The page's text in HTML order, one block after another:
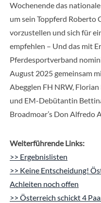
Wochenende das
um sein Toppferd Roberto
vorzustellen und sich für
empfehlen – Und das mit
Pferdesportverband
August 2025 gemeinsam
Abegglen FH NRW,
und EM-Debütantin
Broadmoar’s Don Alfredo
Weiterführende Links:
>> Ergebnislisten
>> Keine Entscheidung!
Achleiten noch offen
>> Österreich schickt 4